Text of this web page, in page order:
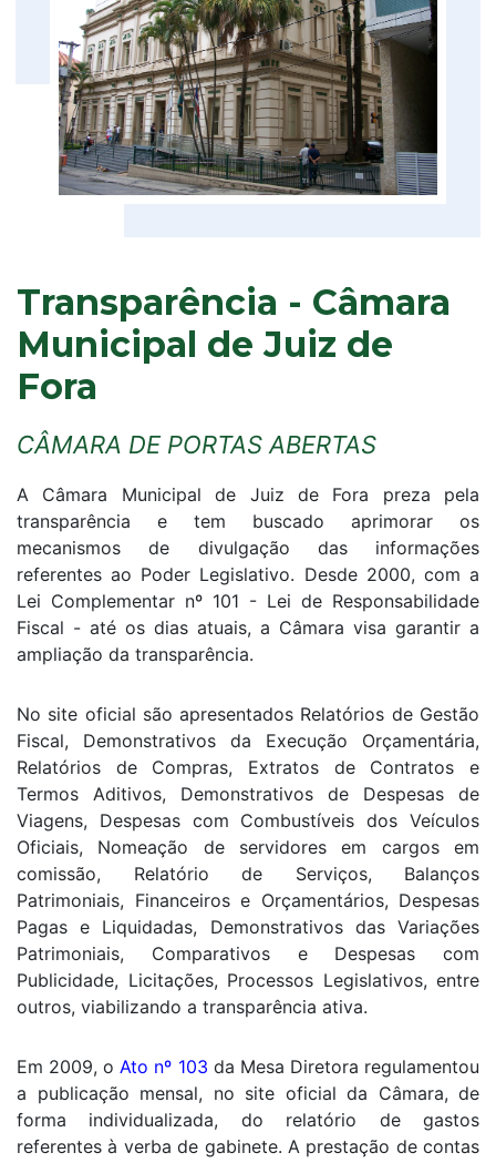
Transparência - Câmara
Municipal de Juiz de
Fora
CÂMARA DE PORTAS ABERTAS
A Câmara Municipal de Juiz de Fora preza pela
transparência e tem buscado aprimorar os
mecanismos de divulgação das informações
referentes ao Poder Legislativo. Desde 2000, com a
Lei Complementar nº 101 - Lei de Responsabilidade
Fiscal - até os dias atuais, a Câmara visa garantir a
ampliação da transparência.
No site oficial são apresentados Relatórios de Gestão
Fiscal, Demonstrativos da Execução Orçamentária,
Relatórios de Compras, Extratos de Contratos e
Termos Aditivos, Demonstrativos de Despesas de
Viagens, Despesas com Combustíveis dos Veículos
Oficiais, Nomeação de servidores em cargos em
comissão, Relatório de Serviços, Balanços
Patrimoniais, Financeiros e Orçamentários, Despesas
Pagas e Liquidadas, Demonstrativos das Variações
Patrimoniais, Comparativos e Despesas com
Publicidade, Licitações, Processos Legislativos, entre
outros, viabilizando a transparência ativa.
Em 2009, oAto nº 103 da Mesa Diretora regulamentou
a publicação mensal, no site oficial da Câmara, de
forma individualizada, do relatório de gastos
referentes à verba de gabinete. A prestação de contas